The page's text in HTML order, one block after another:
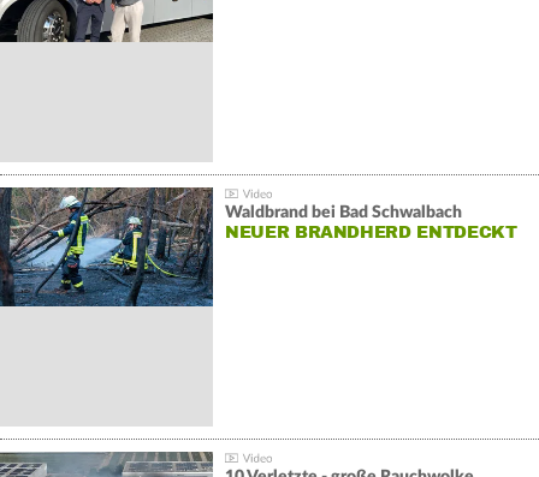
Waldbrand bei Bad Schwalbach
NEUER BRANDHERD ENTDECKT